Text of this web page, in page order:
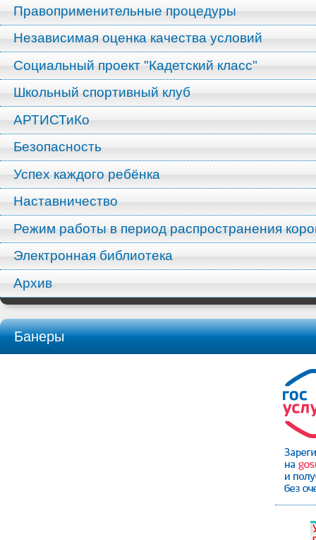
Правоприменительные процедуры
Независимая оценка качества условий
Социальный проект "Кадетский класс"
Школьный спортивный клуб
АРТИСТиКо
Безопасность
Успех каждого ребёнка
Наставничество
Режим работы в период распространения
Электронная библиотека
Архив
Банеры